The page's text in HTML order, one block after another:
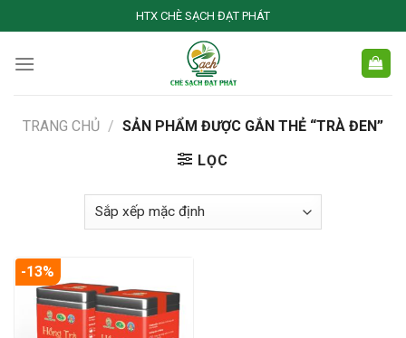
to
content
HTX CHÈ SẠCH ĐẠT PHÁT
TRANG CHỦ / SẢN PHẨM ĐƯỢC GẮN THẺ “TRÀ ĐEN”
LỌC
-13%